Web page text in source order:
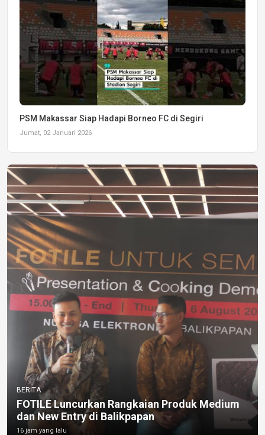
PSM Makassar Siap Hadapi Borneo FC di Segiri
Jumat, 02 Januari 2026
BERITA
FOTILE Luncurkan Rangkaian Produk Medium
dan New Entry di Balikpapan
16 jam yang lalu